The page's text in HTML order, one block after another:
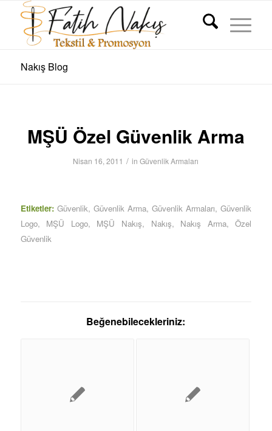
Nakış Blog
MŞÜ Özel Güvenlik Arma
Nisan 16, 2011 / inGüvenlik Armaları
Etiketler: Güvenlik, Güvenlik Arma,Güvenlik Armaları,Güvenlik
Logo, MŞÜ Logo, MŞÜ Nakış, Nakış, Nakış Arma,Özel
Güvenlik
Beğenebilecekleriniz: